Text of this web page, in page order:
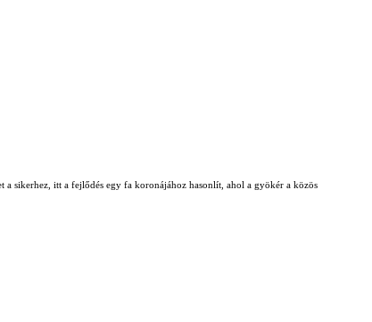
a sikerhez, itt a fejlődés egy fa koronájához hasonlít, ahol a gyökér a közös